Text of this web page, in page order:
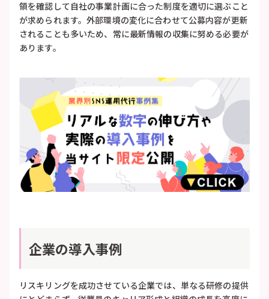
領を確認して自社の事業計画に合った制度を適切に選ぶこと
が求められます。外部環境の変化に合わせて公募内容が更新
されることも多いため、常に最新情報の収集に努める必要が
あります。
企業の導入事例
リスキリングを成功させている企業では、単なる研修の提供